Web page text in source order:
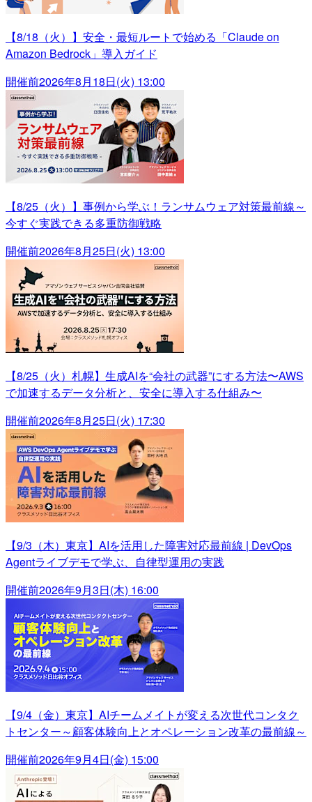
【8/18（火）】安全・最短ルートで始める「Claude on
Amazon Bedrock」導入ガイド
開催前2026年8月18日(火) 13:00
【8/25（火）】事例から学ぶ！ランサムウェア対策最前線～
今すぐ実践できる多重防御戦略
開催前2026年8月25日(火) 13:00
【8/25（火）札幌】生成AIを“会社の武器”にする方法〜AWS
で加速するデータ分析と、安全に導入する仕組み〜
開催前2026年8月25日(火) 17:30
【9/3（木）東京】AIを活用した障害対応最前線 | DevOps
Agentライブデモで学ぶ、自律型運用の実践
開催前2026年9月3日(木) 16:00
【9/4（金）東京】AIチームメイトが変える次世代コンタク
トセンター～顧客体験向上とオペレーション改革の最前線～
開催前2026年9月4日(金) 15:00